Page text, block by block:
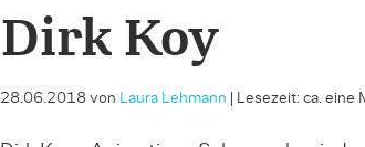
Dirk Koy
28.06.2018 von Laura Lehmann Lesezeit: ca. eine